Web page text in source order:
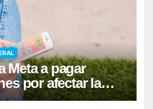
Meta a pagar
por afectar la
niños